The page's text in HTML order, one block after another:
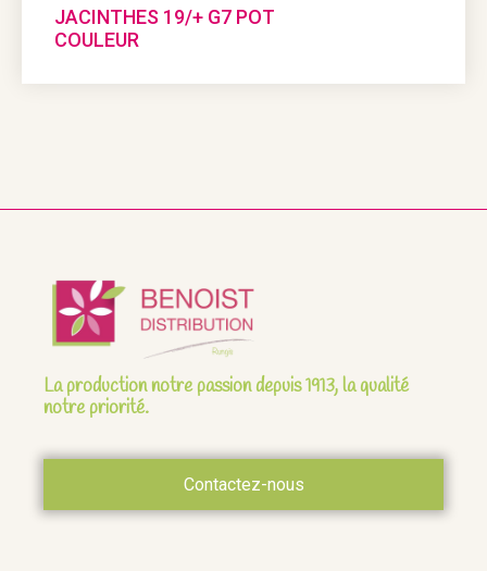
JACINTHES 19/+ G7 POT
COULEUR
La production notre passion depuis 1913, la qualité
notre priorité.
Contactez-nous